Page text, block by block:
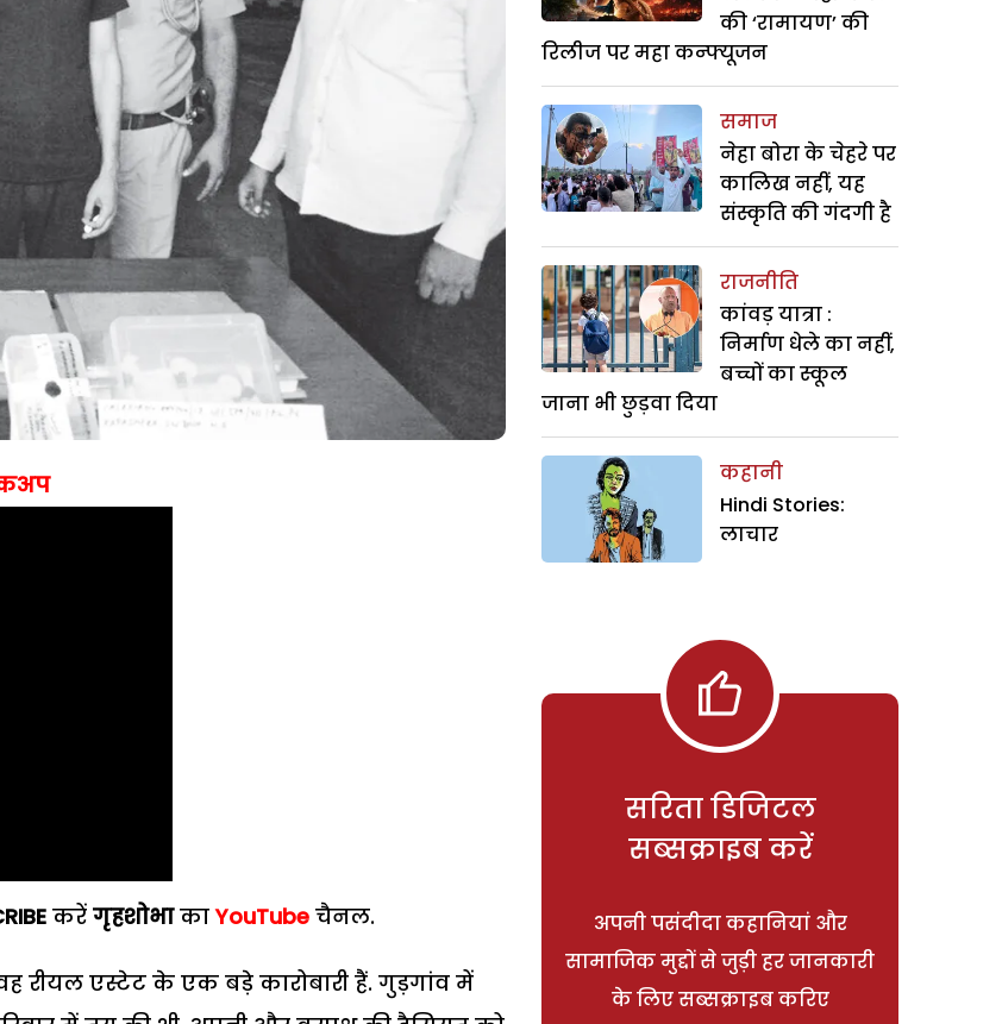
करें गृहशोभाकाYouTube चैनल.
रीयल एस्टेट के एक बड़े कारोबारी हैं. गुड़गांव में
की ‘रामायण’ की
रिलीज पर महा कन्फ्यूजन
समाज
नेहा बोरा के चेहरे पर
कालिख नहीं, यह
संस्कृति की गंदगी है
राजनीति
कांवड़ यात्रा :
निर्माण धेले का नहीं,
बच्चों का स्कूल
जाना भी छुड़वा दिया
कहानी
Hindi Stories:
लाचार
सरिता डिजिटल
सब्सक्राइब करें
अपनी पसंदीदा कहानियां और
सामाजिक मुद्दों से जुड़ी हर जानकारी
के लिए सब्सक्राइब करिए